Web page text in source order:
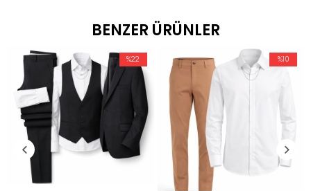
BENZER ÜRÜNLER
%22 %10